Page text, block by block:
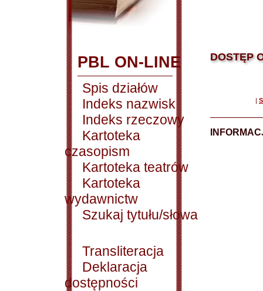
PBL ON-LINE
Spis działów
Indeks nazwisk
Indeks rzeczowy
Kartoteka
czasopism
Kartoteka teatrów
Kartoteka
wydawnictw
Szukaj tytułu/słowa
Transliteracja
Deklaracja
dostępności
DOSTĘP
|